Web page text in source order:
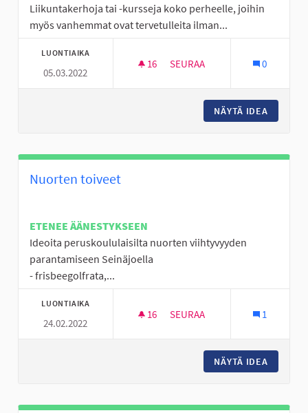
Liikuntakerhoja tai -kursseja koko perheelle, joihin
myös vanhemmat ovat tervetulleita ilman...
LUONTIAIKA
05.03.2022
16 16 SEURAAJAA
SEURAA 0
NÄYTÄ IDEA
Nuorten toiveet
ETENEE ÄÄNESTYKSEEN
Ideoita peruskoululaisilta nuorten viihtyvyyden
parantamiseen Seinäjoella
- frisbeegolfrata,...
LUONTIAIKA
24.02.2022
16 16 SEURAAJAA
SEURAA 1
NÄYTÄ IDEA